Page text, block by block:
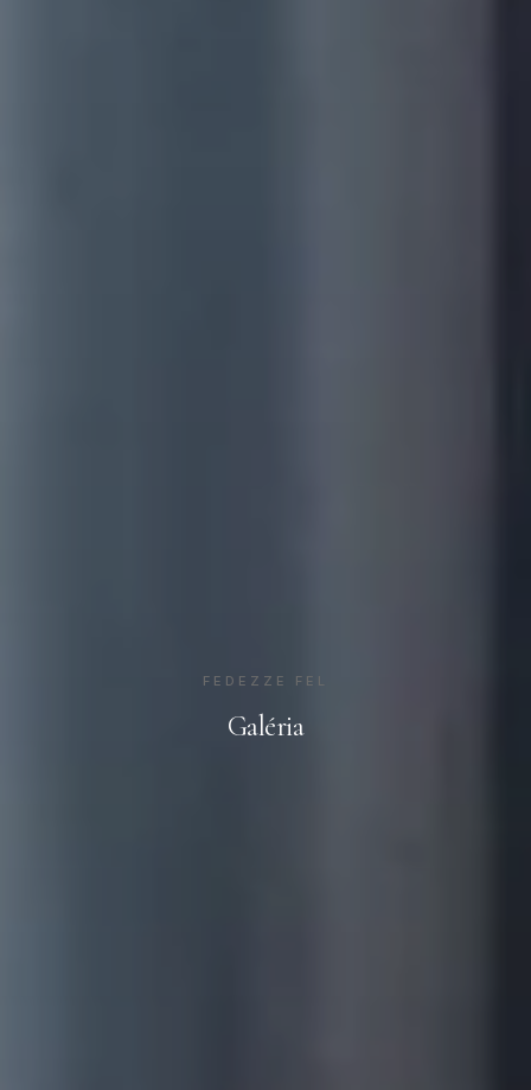
FEDEZZE FEL
Galéria